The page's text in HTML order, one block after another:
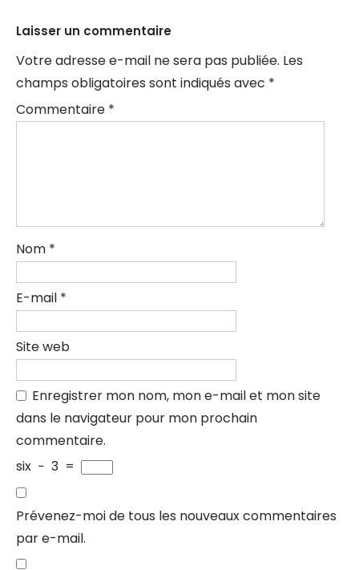
Laisser un commentaire
Votre adresse e-mail ne sera pas publiée. Les
champs obligatoires sont indiqués avec *
Commentaire *
Nom *
E-mail *
Site web
Enregistrer mon nom, mon e-mail et mon site
dans le navigateur pour mon prochain
commentaire.
six − 3 =
Prévenez-moi de tous les nouveaux commentaires
par e-mail.